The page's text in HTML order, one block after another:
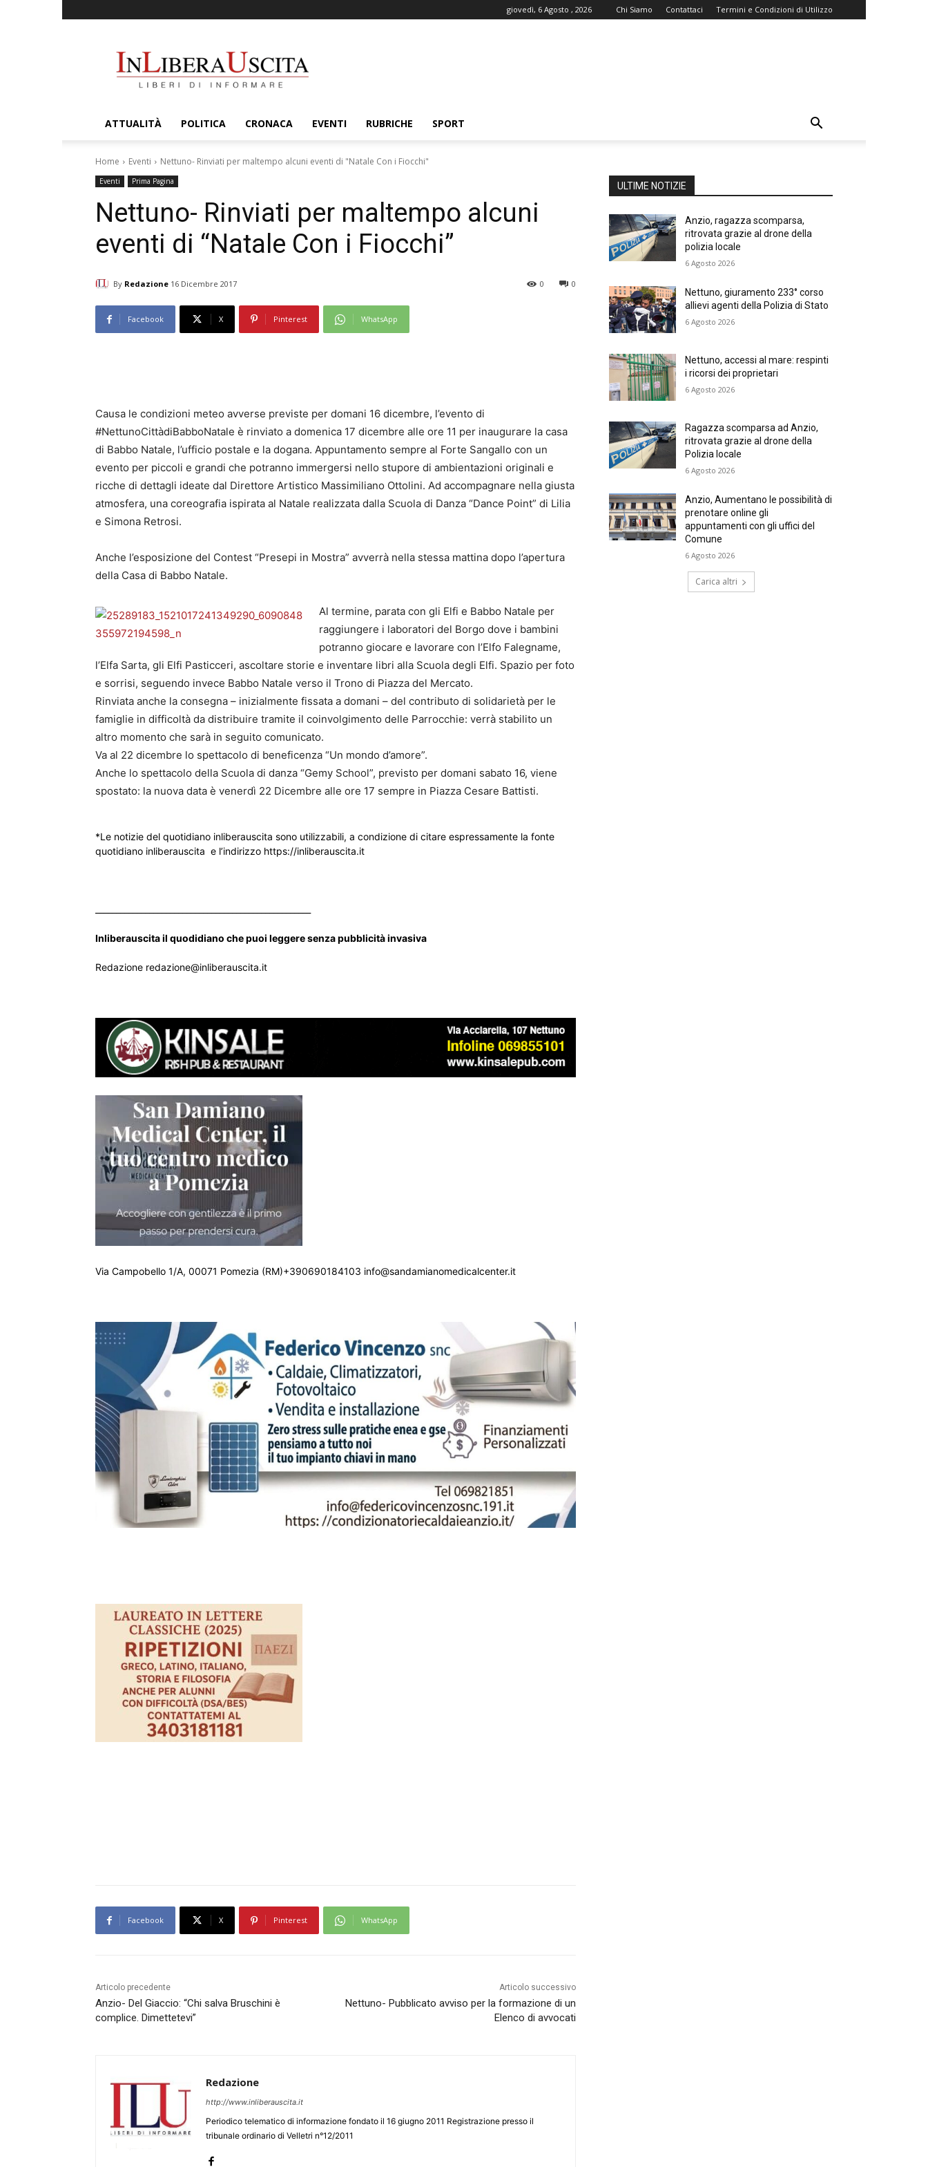
giovedì, 6 Agosto , 2026 Chi Siamo Contattaci Termini e Condizioni di Utilizzo
ATTUALITÀ POLITICA CRONACA EVENTI RUBRICHE SPORT
Home Eventi Nettuno- Rinviati per maltempo alcuni eventi di "Natale Con i Fiocchi"
Eventi Prima Pagina
Nettuno- Rinviati per maltempo alcuni
eventi di “Natale Con i Fiocchi”
By Redazione 16 Dicembre 2017 0
0
Facebook X Pinterest WhatsApp
Causa le condizioni meteo avverse previste per domani 16 dicembre, l’evento di
#NettunoCittàdiBabboNatale è rinviato a domenica 17 dicembre alle ore 11 per inaugurare la casa
di Babbo Natale, l’ufficio postale e la dogana. Appuntamento sempre al Forte Sangallo con un
evento per piccoli e grandi che potranno immergersi nello stupore di ambientazioni originali e
ricche di dettagli ideate dal Direttore Artistico Massimiliano Ottolini. Ad accompagnare nella giusta
atmosfera, una coreografia ispirata al Natale realizzata dalla Scuola di Danza “Dance Point” di Lilia
e Simona Retrosi.
Anche l’esposizione del Contest “Presepi in Mostra” avverrà nella stessa mattina dopo l’apertura
della Casa di Babbo Natale.
Al termine, parata con gli Elfi e Babbo Natale per
raggiungere i laboratori del Borgo dove i bambini
potranno giocare e lavorare con l’Elfo Falegname,
l’Elfa Sarta, gli Elfi Pasticceri, ascoltare storie e inventare libri alla Scuola degli Elfi. Spazio per foto
e sorrisi, seguendo invece Babbo Natale verso il Trono di Piazza del Mercato.
Rinviata anche la consegna – inizialmente fissata a domani – del contributo di solidarietà per le
famiglie in difficoltà da distribuire tramite il coinvolgimento delle Parrocchie: verrà stabilito un
altro momento che sarà in seguito comunicato.
Va al 22 dicembre lo spettacolo di beneficenza “Un mondo d’amore”.
Anche lo spettacolo della Scuola di danza “Gemy School”, previsto per domani sabato 16, viene
spostato: la nuova data è venerdì 22 Dicembre alle ore 17 sempre in Piazza Cesare Battisti.
*Le notizie del quotidiano inliberauscita sono utilizzabili, a condizione di citare espressamente la fonte
quotidiano inliberauscita e l’indirizzo https://inliberauscita.it
Inliberauscita il quodidiano che puoi leggere senza pubblicità invasiva
Redazione redazione@inliberauscita.it
Via Campobello 1/A, 00071 Pomezia (RM)+390690184103 info@sandamianomedicalcenter.it
Facebook X Pinterest WhatsApp
Articolo precedente
Anzio- Del Giaccio: “Chi salva Bruschini è
complice. Dimettetevi”
Articolo successivo
Nettuno- Pubblicato avviso per la formazione di un
Elenco di avvocati
Redazione
http://www.inliberauscita.it
Periodico telematico di informazione fondato il 16 giugno 2011 Registrazione presso il
tribunale ordinario di Velletri n°12/2011
ULTIME NOTIZIE
Anzio, ragazza scomparsa,
ritrovata grazie al drone della
polizia locale
6 Agosto 2026
Nettuno, giuramento 233° corso
allievi agenti della Polizia di Stato
6 Agosto 2026
Nettuno, accessi al mare: respinti
i ricorsi dei proprietari
6 Agosto 2026
Ragazza scomparsa ad Anzio,
ritrovata grazie al drone della
Polizia locale
6 Agosto 2026
Anzio, Aumentano le possibilità di
prenotare online gli
appuntamenti con gli uffici del
Comune
6 Agosto 2026
Carica altri